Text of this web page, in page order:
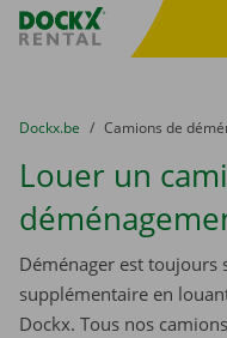
sitename
You are here:
du
Dockx.be to
Camions de
Louer un
Déménager est toujours
supplémentaire en
Dockx. Tous nos